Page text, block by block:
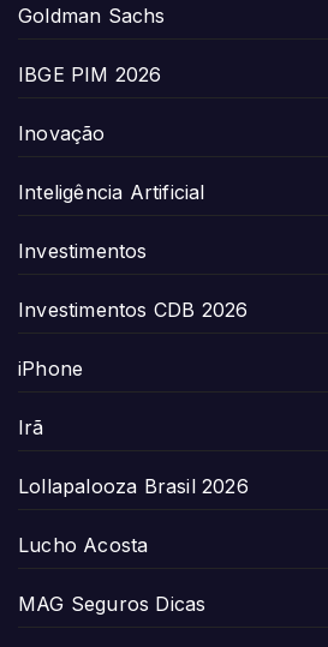
Goldman Sachs
IBGE PIM 2026
Inovação
Inteligência Artificial
Investimentos
Investimentos CDB 2026
iPhone
Irã
Lollapalooza Brasil 2026
Lucho Acosta
MAG Seguros Dicas